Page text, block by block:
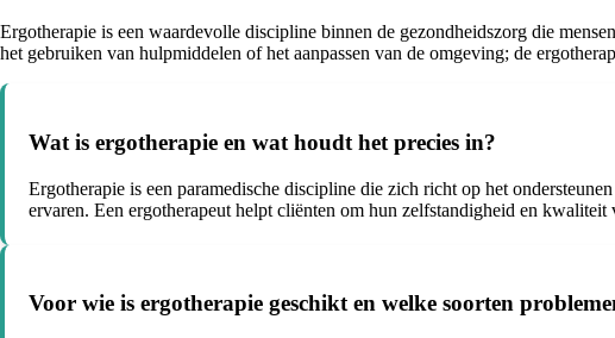
Ergotherapie is een waardevolle discipline binnen de gezondheidszorg die
het gebruiken van hulpmiddelen of het aanpassen van de omgeving; de
Wat is ergotherapie en wat houdt het precies in?
Ergotherapie is een paramedische discipline die zich richt op het
ervaren. Een ergotherapeut helpt cliënten om hun zelfstandigheid en
Voor wie is ergotherapie geschikt en welke soorten